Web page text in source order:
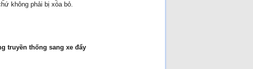
không phải bị xóa bỏ.